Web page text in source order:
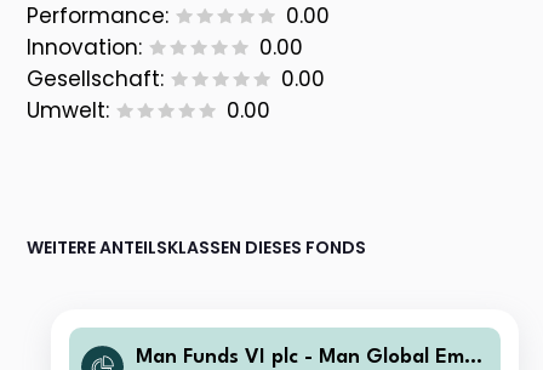
Performance:
0.00
Innovation:
0.00
Gesellschaft:
0.00
Umwelt:
0.00
WEITERE ANTEILSKLASSEN DIESES FONDS
Man Funds VI plc - Man Global Emer